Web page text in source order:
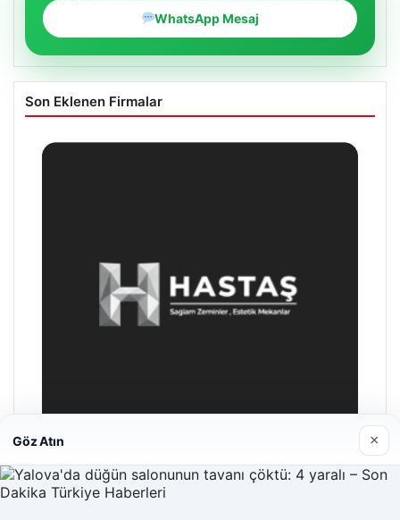
WhatsApp Mesaj
Son Eklenen Firmalar
Enes Kaplan Avukatlık Bürosu
Göz Atın ×